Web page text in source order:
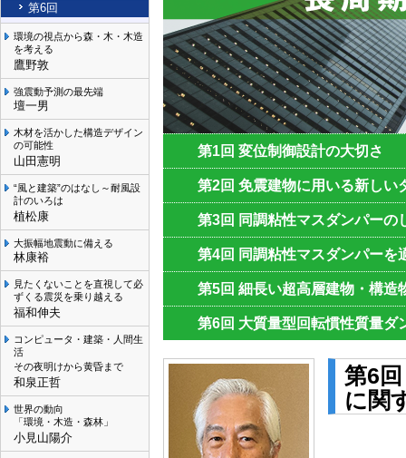
第6回
環境の視点から森・木・木造
を考える
鷹野敦
強震動予測の最先端
壇一男
木材を活かした構造デザイン
の可能性
山田憲明
“風と建築”のはなし～耐風設
計のいろは
植松康
大振幅地震動に備える
林康裕
見たくないことを直視して必
ずくる震災を乗り越える
福和伸夫
コンピュータ・建築・人間生
活
その夜明けから黄昏まで
和泉正哲
世界の動向
「環境・木造・森林」
小見山陽介
第1回 変位制御設計の大切さ
第2回 免震建物に用いる新しい
第3回 同調粘性マスダンパーの
第4回 同調粘性マスダンパーを
第5回 細長い超高層建物・構造
第6回 大質量型回転慣性質量ダ
第6
に関